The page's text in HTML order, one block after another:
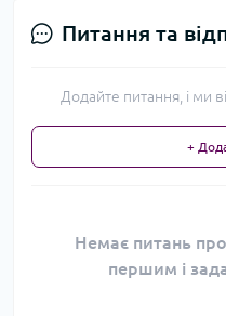
Питання та
Додайте питання, і ми
+
Немає питань
першим і